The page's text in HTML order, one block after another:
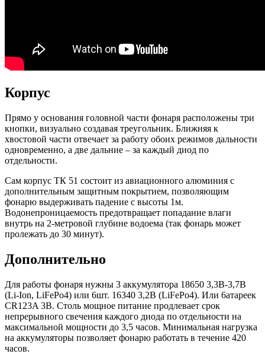
Корпус
Прямо у основания головной части фонаря расположены три
кнопки, визуально создавая треугольник. Ближняя к
хвостовой части отвечает за работу обоих режимов дальности
одновременно, а две дальние – за каждый диод по
отдельности.
Сам корпус ТК 51 состоит из авиационного алюминия с
дополнительным защитным покрытием, позволяющим
фонарю выдерживать падение с высоты 1м.
Водонепроницаемость предотвращает попадание влаги
внутрь на 2-метровой глубине водоема (так фонарь может
пролежать до 30 минут).
Дополнительно
Для работы фонаря нужны 3 аккумулятора 18650 3,3В-3,7В
(Li-Ion, LiFePo4) или 6шт. 16340 3,2В (LiFePo4). Или 6атареек
CR123A 3В. Столь мощное питание продлевает срок
непрерывного свечения каждого диода по отдельности на
максимальной мощности до 3,5 часов. Минимальная нагрузка
на аккумуляторы позволяет фонарю работать в течение 420
часов.